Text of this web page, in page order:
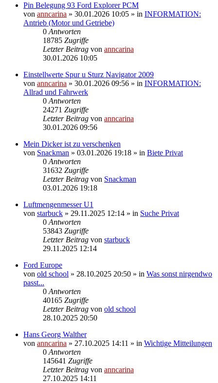
Pin Belegung 93 Ford Explorer PCM
von anncarina » 30.01.2026 10:05 » in INFORMATION:
Antrieb (Motor und Getriebe)
0 Antworten
18785 Zugriffe
Letzter Beitrag von anncarina
30.01.2026 10:05
Einstellwerte Spur u Sturz Navigator 2009
von anncarina » 30.01.2026 09:56 » in INFORMATION:
Allrad und Fahrwerk
0 Antworten
24271 Zugriffe
Letzter Beitrag von anncarina
30.01.2026 09:56
Mein Dicker ist zu verschenken
von Snackman » 03.01.2026 19:18 » in Biete Privat
0 Antworten
31632 Zugriffe
Letzter Beitrag von Snackman
03.01.2026 19:18
Luftmengenmesser U1
von starbuck » 29.11.2025 12:14 » in Suche Privat
0 Antworten
53843 Zugriffe
Letzter Beitrag von starbuck
29.11.2025 12:14
Ford Europe
von old school » 28.10.2025 20:50 » in Was sonst nirgendwo
passt...
0 Antworten
40165 Zugriffe
Letzter Beitrag von old school
28.10.2025 20:50
Hans Georg Walther
von anncarina » 27.10.2025 14:11 » in Wichtige Mitteilungen
0 Antworten
145641 Zugriffe
Letzter Beitrag von anncarina
27.10.2025 14:11